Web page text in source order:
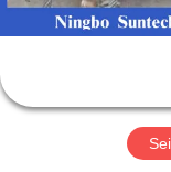
BITTE UM